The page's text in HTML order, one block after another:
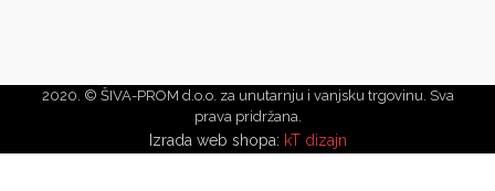
2020. © ŠIVA-PROM d.o.o. za unutarnju i vanjsku trgovinu. Sva
prava pridržana.
Izrada web shopa: kT dizajn